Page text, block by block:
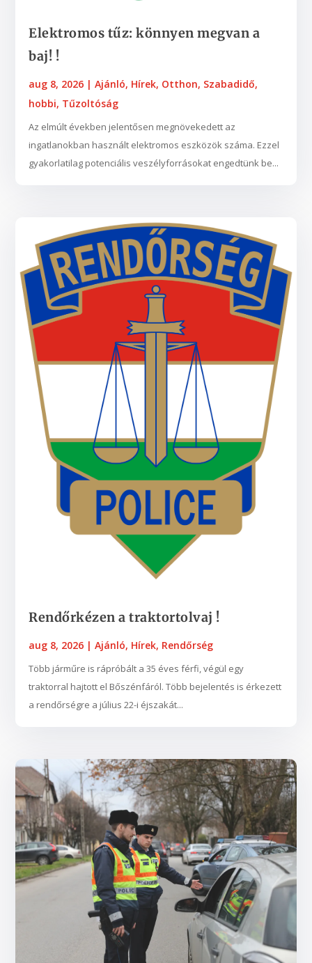
Elektromos tűz: könnyen megvan a
baj! !
aug 8, 2026 |Ajánló, Hírek, Otthon, Szabadidő,
hobbi, Tűzoltóság
Az elmúlt években jelentősen megnövekedett az
ingatlanokban használt elektromos eszközök száma. Ezzel
gyakorlatilag potenciális veszélyforrásokat engedtünk be...
Rendőrkézen a traktortolvaj !
aug 8, 2026 |Ajánló, Hírek, Rendőrség
Több járműre is rápróbált a 35 éves férfi, végül egy
traktorral hajtott el Bőszénfáról. Több bejelentés is érkezett
a rendőrségre a július 22-i éjszakát...